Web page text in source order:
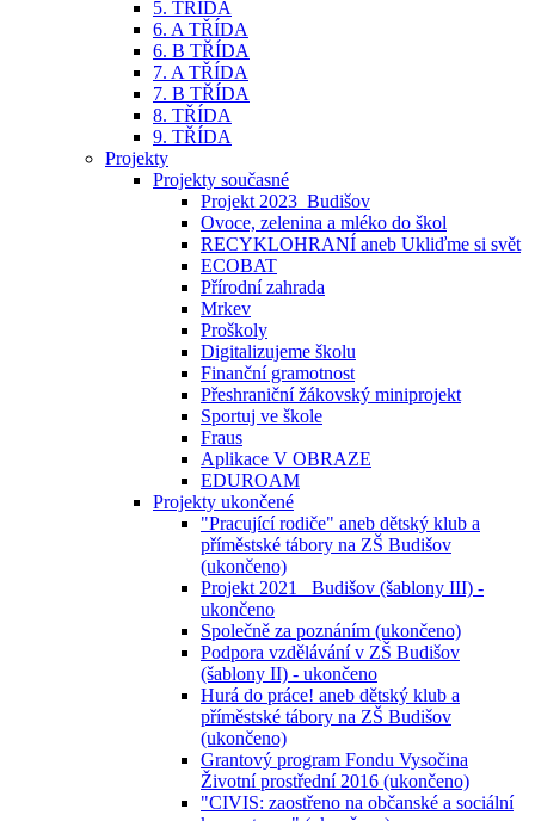
5. TŘÍDA
6. A TŘÍDA
6. B TŘÍDA
7. A TŘÍDA
7. B TŘÍDA
8. TŘÍDA
9. TŘÍDA
Projekty
Projekty současné
Projekt 2023_Budišov
Ovoce, zelenina a mléko do škol
RECYKLOHRANÍ aneb Ukliďme si svět
ECOBAT
Přírodní zahrada
Mrkev
Proškoly
Digitalizujeme školu
Finanční gramotnost
Přeshraniční žákovský miniprojekt
Sportuj ve škole
Fraus
Aplikace V OBRAZE
EDUROAM
Projekty ukončené
"Pracující rodiče" aneb dětský klub a
příměstské tábory na ZŠ Budišov
(ukončeno)
Projekt 2021_ Budišov (šablony III) -
ukončeno
Společně za poznáním (ukončeno)
Podpora vzdělávání v ZŠ Budišov
(šablony II) - ukončeno
Hurá do práce! aneb dětský klub a
příměstské tábory na ZŠ Budišov
(ukončeno)
Grantový program Fondu Vysočina
Životní prostřední 2016 (ukončeno)
"CIVIS: zaostřeno na občanské a sociální